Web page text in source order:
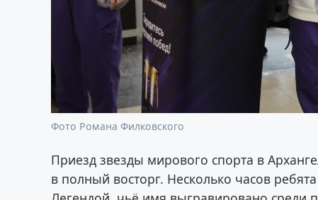
Фото Романа Филковского
Приезд звезды мирового спорта в
в полный восторг. Несколько часов